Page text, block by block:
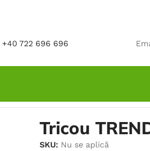
+40 722 696 696
Tricou
SKU: Nu se aplică